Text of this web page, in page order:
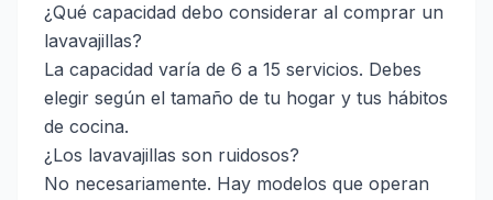
¿Qué capacidad debo considerar al comprar un
lavavajillas?
La capacidad varía de 6 a 15 servicios. Debes
elegir según el tamaño de tu hogar y tus hábitos
de cocina.
¿Los lavavajillas son ruidosos?
No necesariamente. Hay modelos que operan